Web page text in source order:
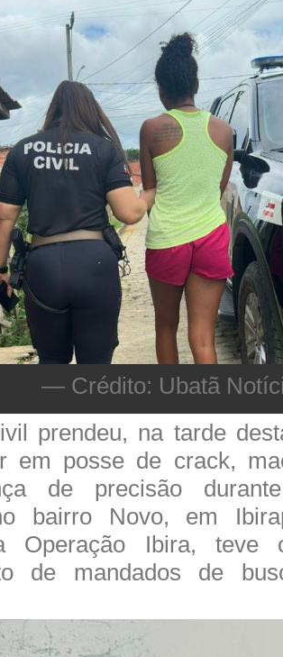
— Crédito: Ubatã
prendeu, na tarde
em posse de crack,
de precisão
bairro Novo, em
Operação Ibira, teve
de mandados de